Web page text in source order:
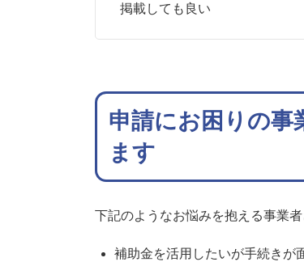
掲載しても良い
申請にお困りの事
ます
下記のようなお悩みを抱える事業
補助金を活用したいが手続きが